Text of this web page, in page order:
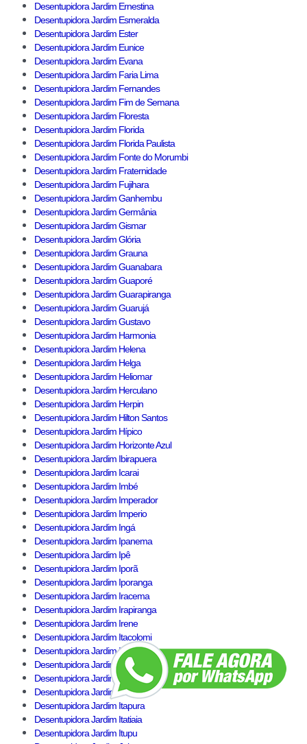
Desentupidora Jardim Ernestina
Desentupidora Jardim Esmeralda
Desentupidora Jardim Ester
Desentupidora Jardim Eunice
Desentupidora Jardim Evana
Desentupidora Jardim Faria Lima
Desentupidora Jardim Fernandes
Desentupidora Jardim Fim de Semana
Desentupidora Jardim Floresta
Desentupidora Jardim Florida
Desentupidora Jardim Florida Paulista
Desentupidora Jardim Fonte do Morumbi
Desentupidora Jardim Fraternidade
Desentupidora Jardim Fujihara
Desentupidora Jardim Ganhembu
Desentupidora Jardim Germânia
Desentupidora Jardim Gismar
Desentupidora Jardim Glória
Desentupidora Jardim Grauna
Desentupidora Jardim Guanabara
Desentupidora Jardim Guaporé
Desentupidora Jardim Guarapiranga
Desentupidora Jardim Guarujá
Desentupidora Jardim Gustavo
Desentupidora Jardim Harmonia
Desentupidora Jardim Helena
Desentupidora Jardim Helga
Desentupidora Jardim Heliomar
Desentupidora Jardim Herculano
Desentupidora Jardim Herpin
Desentupidora Jardim Hilton Santos
Desentupidora Jardim Hípico
Desentupidora Jardim Horizonte Azul
Desentupidora Jardim Ibirapuera
Desentupidora Jardim Icarai
Desentupidora Jardim Imbé
Desentupidora Jardim Imperador
Desentupidora Jardim Imperio
Desentupidora Jardim Ingá
Desentupidora Jardim Ipanema
Desentupidora Jardim Ipê
Desentupidora Jardim Iporã
Desentupidora Jardim Iporanga
Desentupidora Jardim Iracema
Desentupidora Jardim Irapiranga
Desentupidora Jardim Irene
Desentupidora Jardim Itacolomi
Desentupidora Jardim Itaim
Desentupidora Jardim Itajaí
Desentupidora Jardim Itamarati
Desentupidora Jardim Itaoca
Desentupidora Jardim Itapura
Desentupidora Jardim Itatiaia
Desentupidora Jardim Itupu